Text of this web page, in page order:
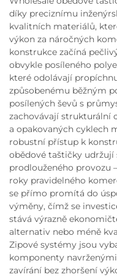
díky preciznímu
kvalitních materiálů,
výkon za náročných
konstrukce začíná
obvykle posíleného
které odolávají
způsobenému běžným
posílených ševů s
zachovávají strukturální
a opakovaných cyklech
robustní přístup k
obědové taštičky
prodlouženého provozu
roky pravidelného
se přímo promítá do
výměny, čímž se
stává výrazně
alternativ nebo méně
Zipové systémy jsou
komponenty
zavírání bez zhoršení